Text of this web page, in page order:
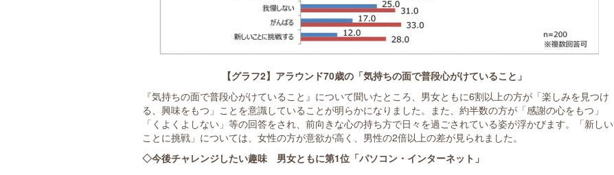
【グラフ2】アラウンド70歳の「気持ちの面で普段心がけていること」
『気持ちの面で普段心がけていること』について聞いたところ、男女ともに6割以上の方が「楽しみを見つけ
る、興味をもつ」ことを意識していることが明らかになりました。また、約半数の方が「感謝の心をもつ」
「くよくよしない」等の回答をされ、前向きな心の持ち方で日々を過ごされている姿が浮かびます。「新しい
ことに挑戦」については、女性の方が意欲が高く、男性の2倍以上の差が見られました。
◇今後チャレンジしたい趣味 男女ともに第1位「パソコン・インターネット」